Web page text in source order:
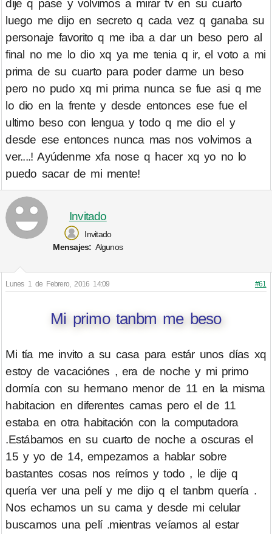
dije q pase y volvimos a mirar tv en su cuarto
luego me dijo en secreto q cada vez q ganaba su
personaje favorito q me iba a dar un beso pero al
final no me lo dio xq ya me tenia q ir, el voto a mi
prima de su cuarto para poder darme un beso
pero no pudo xq mi prima nunca se fue asi q me
lo dio en la frente y desde entonces ese fue el
ultimo beso con lengua y todo q me dio el y
desde ese entonces nunca mas nos volvimos a
ver....! Ayúdenme xfa nose q hacer xq yo no lo
puedo sacar de mi mente!
Invitado
Invitado
Mensajes: Algunos
Lunes 1 de Febrero, 2016 14:09 #61
Mi primo tanbm me beso
Mi tía me invito a su casa para estár unos días xq
estoy de vacaciónes , era de noche y mi primo
dormía con su hermano menor de 11 en la misma
habitacion en diferentes camas pero el de 11
estaba en otra habitación con la computadora
.Estábamos en su cuarto de noche a oscuras el
15 y yo de 14, empezamos a hablar sobre
bastantes cosas nos reímos y todo , le dije q
quería ver una pelí y me dijo q el tanbm quería .
Nos echamos un su cama y desde mi celular
buscamos una pelí .mientras veíamos al estar